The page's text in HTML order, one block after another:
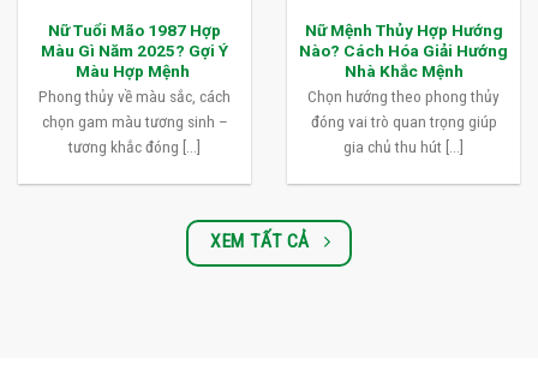
Nữ Tuổi Mão 1987 Hợp
Màu Gì Năm 2025? Gợi Ý
Màu Hợp Mệnh
Phong thủy về màu sắc, cách
chọn gam màu tương sinh –
tương khắc đóng [...]
Nữ Mệnh Thủy Hợp Hướng
Nào? Cách Hóa Giải Hướng
Nhà Khắc Mệnh
Chọn hướng theo phong thủy
đóng vai trò quan trọng giúp
gia chủ thu hút [...]
XEM TẤT CẢ